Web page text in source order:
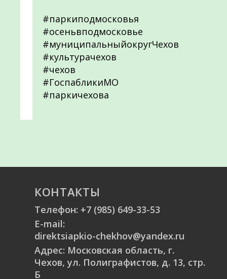
#паркиподмосковья
#осеньвподмосковье
#муниципальныйокругЧехов
#культурачехов
#чехов
#ГоспабликиМО
#паркичехова
КОНТАКТЫ
Телефон: +7 (985) 649-33-53
E-mail:
direktsiapkio-chekhov@yandex.ru
Адрес: Московская область, г.
Чехов, ул. Полиграфистов, д. 13, стр.
Б